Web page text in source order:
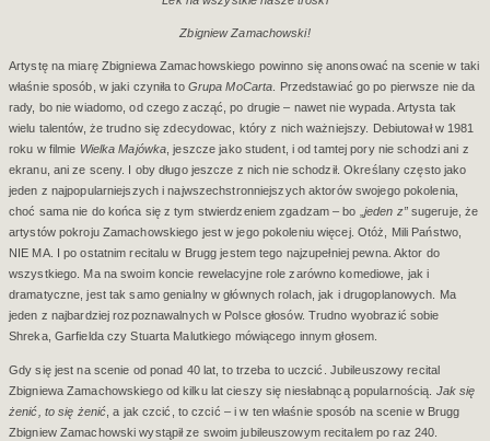
Zbigniew Zamachowski!
Artystę na miarę Zbigniewa Zamachowskiego powinno się anonsować na scenie w taki
właśnie sposób, w jaki czyniła to Grupa MoCarta . Przedstawiać go po pierwsze nie da
rady, bo nie wiadomo, od czego zacząć, po drugie – nawet nie wypada. Artysta tak
wielu talentów, że trudno się zdecydowac, który z nich ważniejszy. Debiutował w 1981
roku w filmie Wielka Majówka , jeszcze jako student, i od tamtej pory nie schodzi ani z
ekranu, ani ze sceny. I oby długo jeszcze z nich nie schodził. Określany często jako
jeden z najpopularniejszych i najwszechstronniejszych aktorów swojego pokolenia,
choć sama nie do końca się z tym stwierdzeniem zgadzam – bo „ jeden z”sugeruje, że
artystów pokroju Zamachowskiego jest w jego pokoleniu więcej. Otóż, Mili Państwo,
NIE MA. I po ostatnim recitalu w Brugg jestem tego najzupełniej pewna. Aktor do
wszystkiego. Ma na swoim koncie rewelacyjne role zarówno komediowe, jak i
dramatyczne, jest tak samo genialny w głównych rolach, jak i drugoplanowych. Ma
jeden z najbardziej rozpoznawalnych w Polsce głosów. Trudno wyobrazić sobie
Shreka, Garfielda czy Stuarta Malutkiego mówiącego innym głosem.
Gdy się jest na scenie od ponad 40 lat, to trzeba to uczcić. Jubileuszowy recital
Zbigniewa Zamachowskiego od kilku lat cieszy się niesłabnącą popularnością. Jak się
żenić, to się żenić , a jak czcić, to czcić – i w ten właśnie sposób na scenie w Brugg
Zbigniew Zamachowski wystąpił ze swoim jubileuszowym recitalem po raz 240.